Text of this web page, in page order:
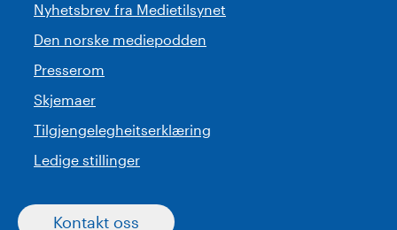
Nyhetsbrev fra Medietilsynet
Den norske mediepodden
Presserom
Skjemaer
Tilgjengelegheitserklæring
Ledige stillinger
Kontakt oss